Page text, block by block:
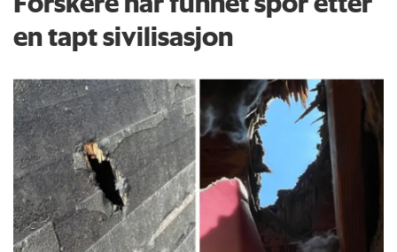
en tapt sivilisasjon